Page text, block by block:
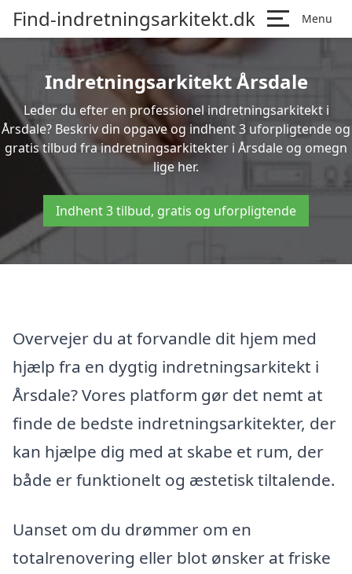
Find-indretningsarkitekt.dk Menu
Indretningsarkitekt Årsdale
Leder du efter en professionel indretningsarkitekt i
Årsdale? Beskriv din opgave og indhent 3 uforpligtende og
gratis tilbud fra indretningsarkitekter i Årsdale og omegn
lige her.
Indhent 3 tilbud, gratis og uforpligtende
Overvejer du at forvandle dit hjem med
hjælp fra en dygtig indretningsarkitekt i
Årsdale? Vores platform gør det nemt at
finde de bedste indretningsarkitekter, der
kan hjælpe dig med at skabe et rum, der
både er funktionelt og æstetisk tiltalende.
Uanset om du drømmer om en
totalrenovering eller blot ønsker at friske